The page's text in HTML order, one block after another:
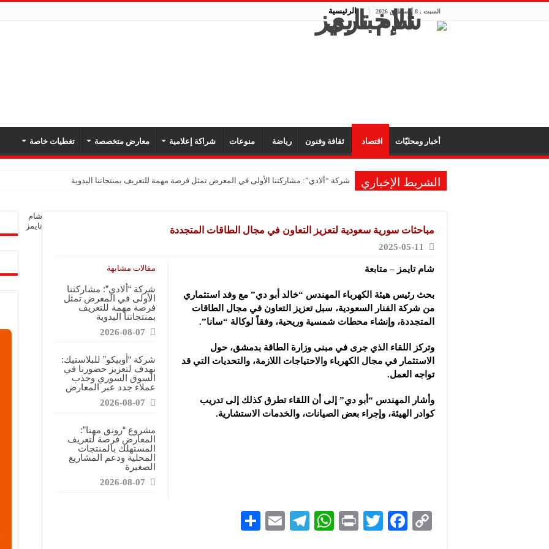
السبت , 8 أغسطس 2026 الرئيسية
أخبار ومحليّات اقتصاد ثقافة وفنون رياضة منوعات شراكة إعلامية معارض متخصصة تغطيات خاصة
الشريط الإخباري شركة “ألادي”: مشاركتنا الأولى في المعرض تمثل فرصة مهمة للتعريف بمنتجاتنا اليدوية
مشروع “رونق مهنا”: المعارض فرصة لتعريف المستهلك بالمنتجات المحلية ودعم المشاريع الصغيرة
موقع “نيوز بيردز”: مشاركتنا في المعرض تهدف إلى الترويج للموقع وتعزيز حضوره الإعلامي
شركة “قمم الجودة للمعدات الصناعية”: شاركنا بالمعرض لدعم مرحلة إعادة الإعمار في سوريا
مباحثات سورية سعودية لتعزيز التعاون في مجال الطاقات المتجددة
2025-05-11
مقالات مشابهة
شركة “ألادي”: مشاركتنا
الأولى في المعرض تمثل
فرصة مهمة للتعريف
بمنتجاتنا اليدوية
2026-08-07
شركة “أوبيكو” للبلاستيك:
نهدف لتعزيز حضورنا في
السوق السوري وجذب
عملاء جدد عبر المعارض
2026-08-07
مشروع “رونق مهنا”:
المعارض فرصة لتعريف
المستهلك بالمنتجات
المحلية ودعم المشاريع
الصغيرة
2026-08-07
شام تايمز – متابعة
بحث رئيس هيئة الكهرباء المهندس “خالد أبو دي” مع وفد استثماري
من ‏شركة الفنار السعودية، سبل تعزيز التعاون في مجال الطاقات
المتجددة، وإنشاء محطات شمسية ‏وريحية، وفقاً لوكالة “سانا”.
وتركز اللقاء الذي جرى في مبنى وزارة ‏الطاقة بدمشق، حول
الاستثمار في مجال الكهرباء والاحتياجات اللازمة، والتحديات التي قد
تواجه العمل.
‏وأشار المهندس “أبو دي” إلى أن اللقاء تطرق كذلك إلى تدريب
كوادر الهيئة، وإجراء ‏بعض الصيانات، والخدمات الاستشارية.
C
F
T
P
W
Te
E
شام
تايمز